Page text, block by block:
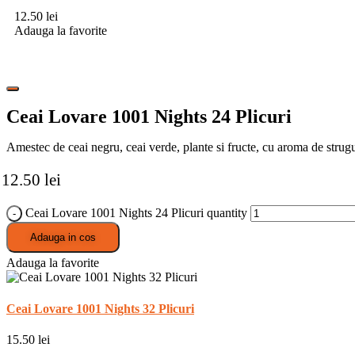
12.50 lei
Adauga la favorite
Ceai Lovare 1001 Nights 24 Plicuri
Amestec de ceai negru, ceai verde, plante si fructe, cu aroma de
12.50 lei
Ceai Lovare 1001 Nights 24 Plicuri quantity
Adauga in cos
Adauga la favorite
Ceai Lovare 1001 Nights 32 Plicuri
15.50 lei